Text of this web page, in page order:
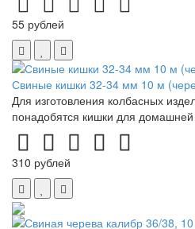
55 рублей
Свиные кишки 32-34 мм 10 м
Для изготовления колбасных
понадобятся кишки для домашней
310 рублей